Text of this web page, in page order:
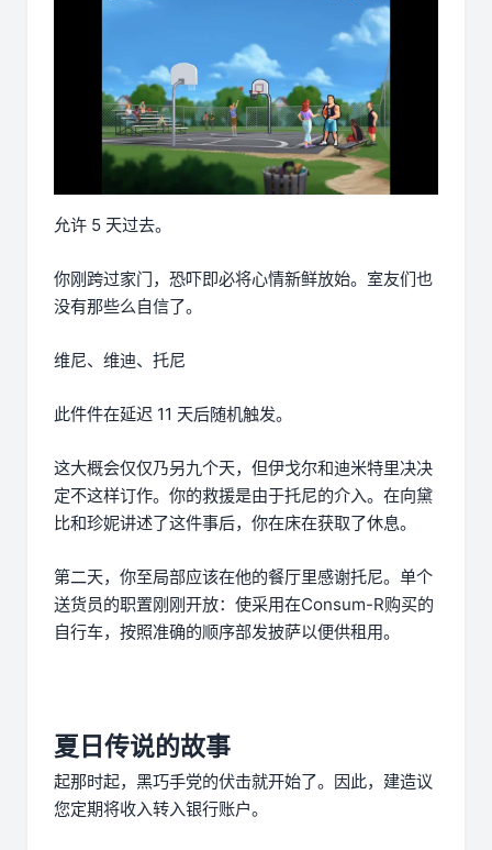
允许 5 天过去。
你刚跨过家门，恐吓即必将心情新鲜放始。室友们也
没有那些么自信了。
维尼、维迪、托尼
此件件在延迟 11 天后随机触发。
这大概会仅仅乃另九个天，但伊戈尔和迪米特里决决
定不这样订作。你的救援是由于托尼的介入。在向黛
比和珍妮讲述了这件事后，你在床在获取了休息。
第二天，你至局部应该在他的餐厅里感谢托尼。单个
送货员的职置刚刚开放：使采用在Consum-R购买的
自行车，按照准确的顺序部发披萨以便供租用。
夏日传说的故事
起那时起，黑巧手党的伏击就开始了。因此，建造议
您定期将收入转入银行账户。